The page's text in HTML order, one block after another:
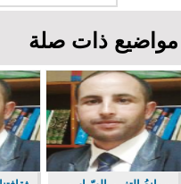
مواضيع ذات صلة